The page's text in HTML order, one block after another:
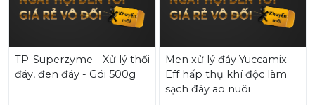
TP-Superzyme - Xử lý thối
đáy, đen đáy - Gói 500g
Men xử lý đáy Yuccamix
Eff hấp thụ khí độc làm
sạch đáy ao nuôi